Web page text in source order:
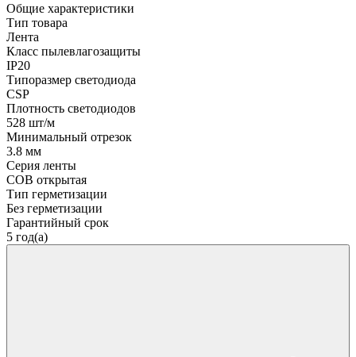
Общие характеристики
Тип товара
Лента
Класс пылевлагозащиты
IP20
Типоразмер светодиода
CSP
Плотность светодиодов
528 шт/м
Минимальный отрезок
3.8 мм
Серия ленты
COB открытая
Тип герметизации
Без герметизации
Гарантийный срок
5 год(а)